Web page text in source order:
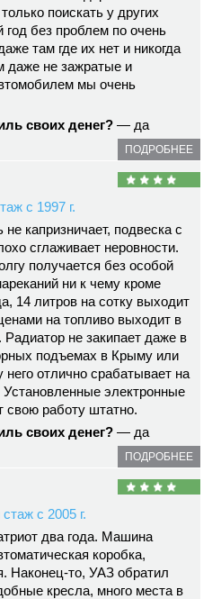
поискать у других
без проблем по очень
там где их нет и никогда
даже не зажратые и
мы очень
своих денег? — да
ПОДРОБНЕЕ
с 1997 г.
не капризничает, подвеска с
сглаживает неровности.
получается без особой
ни к чему кроме
14 литров на сотку выходит
на топливо выходит в
не закипает даже в
подъемах в Крыму или
него отлично срабатывает на
электронные
свою работу штатно.
своих денег? — да
ПОДРОБНЕЕ
с 2005 г.
два года. Машина
коробка,
Наконец-то, УАЗ обратил
кресла, много места в